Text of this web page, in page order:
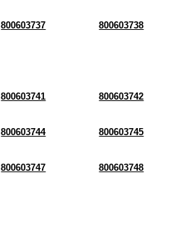
800603737 800603738
800603741 800603742
800603744 800603745
800603747 800603748